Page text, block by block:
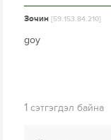
Зочин[59.153.84.210]
goy
1 сэтгэгдэл байна